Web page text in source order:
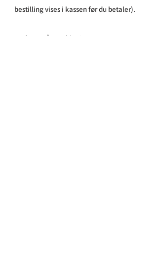
bestilling vises i kassen før du betaler).
​14 dagers åpent kjøp!